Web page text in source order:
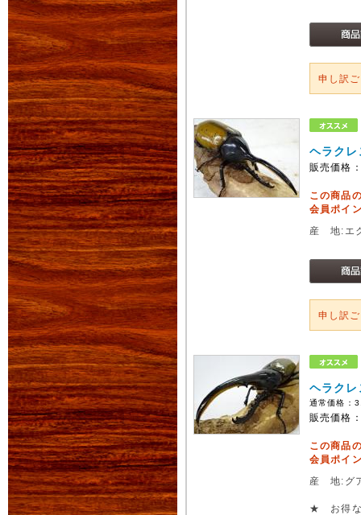
申し訳
ヘラク
販売価格
この商品
会員ポイ
産 地:エ
申し訳
ヘラク
通常価格：
販売価格
この商品
会員ポイ
産 地:グ
★ お得